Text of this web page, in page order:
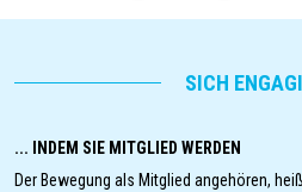
SICH
... INDEM SIE MITGLIED WERDEN
Der Bewegung als Mitglied angehören,